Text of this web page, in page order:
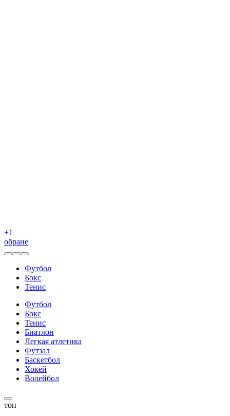
+1
обране
Футбол
Бокс
Тенис
Футбол
Бокс
Тенис
Биатлон
Легкая атлетика
Футзал
Баскетбол
Хокей
Волейбол
топ